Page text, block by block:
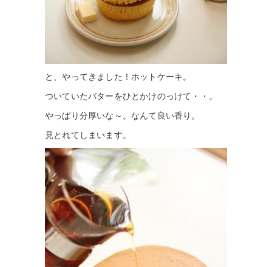
と、やってきました！ホットケーキ。
ついていたバターをひとかけのっけて・・。
やっぱり分厚いな～。なんて良い香り。
見とれてしまいます。